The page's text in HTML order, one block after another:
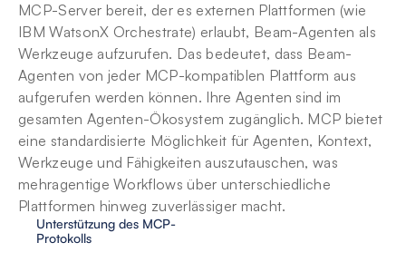
MCP-Server bereit, der es externen Plattformen (wie
IBM WatsonX Orchestrate) erlaubt, Beam-Agenten als
Werkzeuge aufzurufen. Das bedeutet, dass Beam-
Agenten von jeder MCP-kompatiblen Plattform aus
aufgerufen werden können. Ihre Agenten sind im
gesamten Agenten-Ökosystem zugänglich. MCP bietet
eine standardisierte Möglichkeit für Agenten, Kontext,
Werkzeuge und Fähigkeiten auszutauschen, was
mehragentige Workflows über unterschiedliche
Plattformen hinweg zuverlässiger macht.
Unterstützung des MCP-
Protokolls